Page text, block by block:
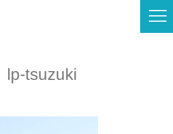
lp-tsuzuki